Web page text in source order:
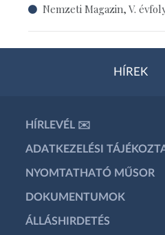
Nemzeti Magazin, V.
HÍREK
HÍRLEVÉL ✉️
ADATKEZELÉSI
NYOMTATHATÓ MŰSOR
DOKUMENTUMOK
ÁLLÁSHIRDETÉS